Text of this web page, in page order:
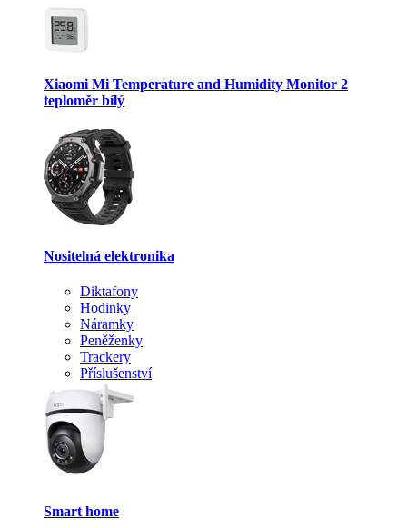
Xiaomi Mi Temperature and Humidity Monitor 2
teploměr bílý
Nositelná elektronika
Diktafony
Hodinky
Náramky
Peněženky
Trackery
Příslušenství
Smart home